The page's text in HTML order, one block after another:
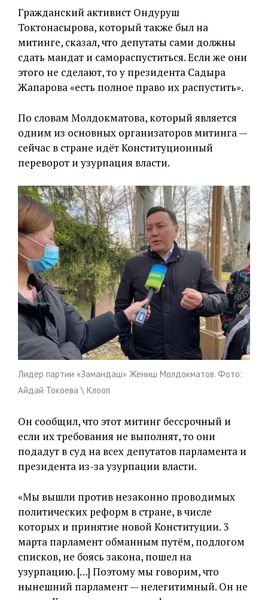
Гражданский активист Ондуруш
Токтонасырова, который также был на
митинге, сказал, что депутаты сами должны
сдать мандат и самораспуститься. Если же они
этого не сделают, то у президента Садыра
Жапарова «есть полное право их распустить».
По словам Молдокматова, который является
одним из основных организаторов митинга —
сейчас в стране идёт Конституционный
переворот и узурпация власти.
Лидер партии «Замандаш» Жениш Молдокматов. Фото:
Айдай Токоева \ Клооп
Он сообщил, что этот митинг бессрочный и
если их требования не выполнят, то они
подадут в суд на всех депутатов парламента и
президента из-за узурпации власти.
«Мы вышли против незаконно проводимых
политических реформ в стране, в числе
которых и принятие новой Конституции. 3
марта парламент обманным путём, подлогом
списков, не боясь закона, пошел на
узурпацию. […] Поэтому мы говорим, что
нынешний парламент — нелегитимный. Он не